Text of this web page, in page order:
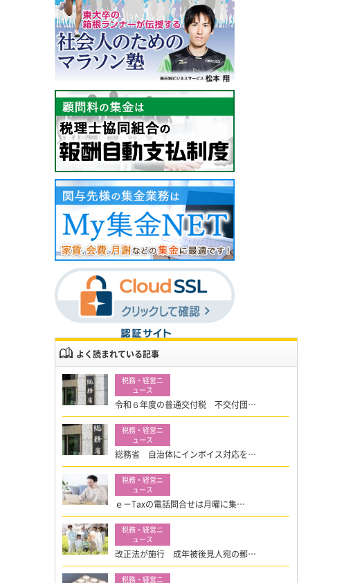
よく読まれている記事
令和６年度の普通交付税 不交付団…
総務省 自治体にインボイス対応を…
ｅ－Taxの電話問合せは月曜に集…
改正法が施行 成年被後見人宛の郵…